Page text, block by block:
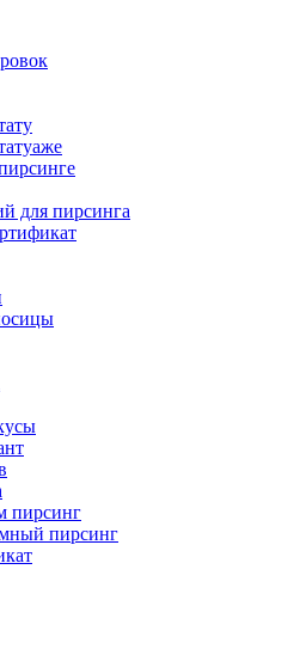
для пирсинга
пирсинг
пирсинг